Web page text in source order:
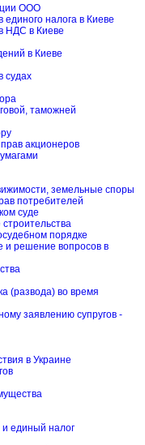
ООО
налога в Киеве
НДС в Киеве
в Киеве
судах
таможней
акционеров
земельные споры
потребителей
суде
порядке
и решение вопросов в
(развода) во время
заявлению супругов -
в Украине
единый налог